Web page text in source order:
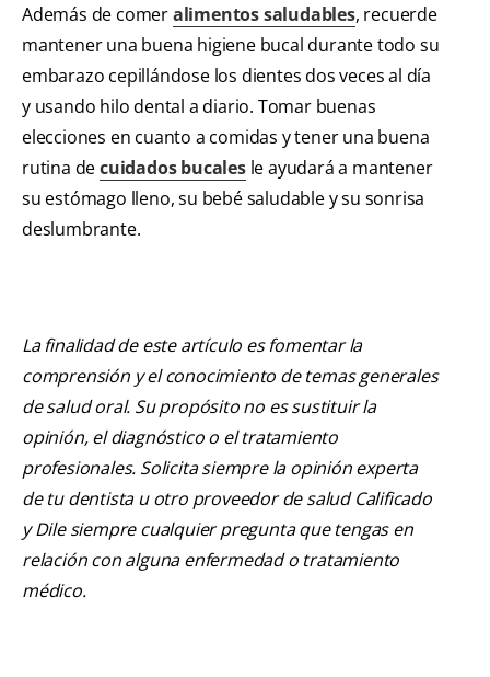
Además de comeralimentos saludables, recuerde
mantener una buena higiene bucal durante todo su
embarazo cepillándose los dientes dos veces al día
y usando hilo dental a diario. Tomar buenas
elecciones en cuanto a comidas y tener una buena
rutina decuidados bucalesle ayudará a mantener
su estómago lleno, su bebé saludable y su sonrisa
deslumbrante.
La finalidad de este artículo es fomentar la
comprensión y el conocimiento de temas generales
de salud oral. Su propósito no es sustituir la
opinión, el diagnóstico o el tratamiento
profesionales. Solicita siempre la opinión experta
de tu dentista u otro proveedor de salud Calificado
y Dile siempre cualquier pregunta que tengas en
relación con alguna enfermedad o tratamiento
médico.